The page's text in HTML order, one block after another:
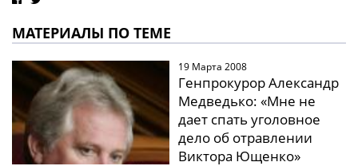
МАТЕРИАЛЫ ПО ТЕМЕ
19 Марта 2008
Генпрокурор Александр
Медведько: «Мне не
дает спать уголовное
дело об отравлении
Виктора Ющенко»